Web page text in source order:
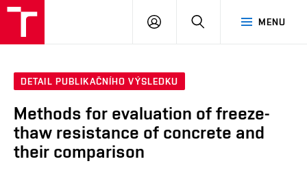
MENU
PŘIHLÁSIT
DETAIL PUBLIKAČNÍHO VÝSLEDKU
Methods for evaluation of freeze-
thaw resistance of concrete and
their comparison